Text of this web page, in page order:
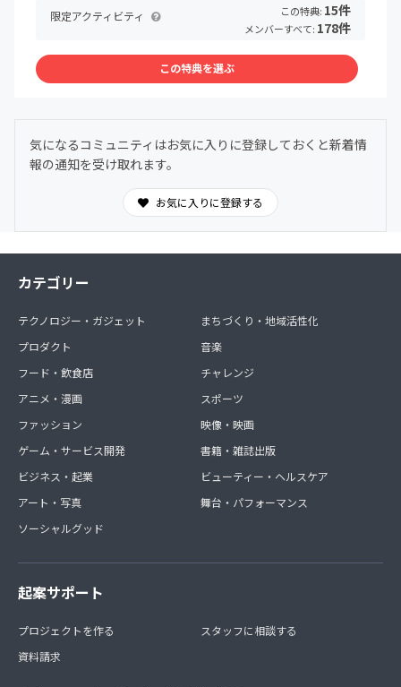
限定アクティビティ この特典: 15件
メンバーすべて: 178件
この特典を選ぶ
気になるコミュニティはお気に入りに登録しておくと新着情
報の通知を受け取れます。
お気に入りに登録する
カテゴリー
テクノロジー・ガジェット
プロダクト
フード・飲食店
アニメ・漫画
ファッション
ゲーム・サービス開発
ビジネス・起業
アート・写真
ソーシャルグッド
まちづくり・地域活性化
音楽
チャレンジ
スポーツ
映像・映画
書籍・雑誌出版
ビューティー・ヘルスケア
舞台・パフォーマンス
起案サポート
プロジェクトを作る
資料請求
スタッフに相談する